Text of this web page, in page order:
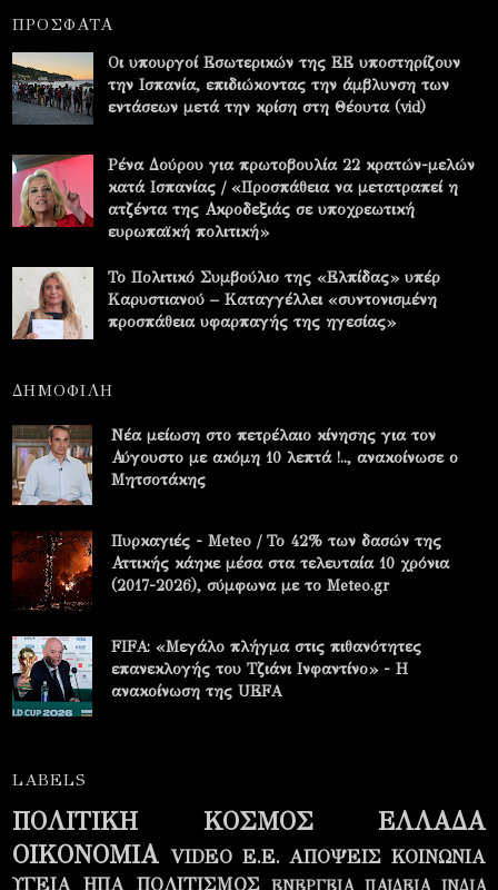
ΠΡΟΣΦΑΤΑ
Οι υπουργοί Εσωτερικών της ΕΕ υποστηρίζουν
την Ισπανία, επιδιώκοντας την άμβλυνση των
εντάσεων μετά την κρίση στη Θέουτα (vid)
Ρένα Δούρου για πρωτοβουλία 22 κρατών-μελών
κατά Ισπανίας / «Προσπάθεια να μετατραπεί η
ατζέντα της Ακροδεξιάς σε υποχρεωτική
ευρωπαϊκή πολιτική»
Το Πολιτικό Συμβούλιο της «Ελπίδας» υπέρ
Καρυστιανού – Καταγγέλλει «συντονισμένη
προσπάθεια υφαρπαγής της ηγεσίας»
ΔΗΜΟΦΙΛΗ
Νέα μείωση στο πετρέλαιο κίνησης για τον
Αύγουστο με ακόμη 10 λεπτά !.., ανακοίνωσε ο
Μητσοτάκης
Πυρκαγιές - Meteo / Το 42% των δασών της
Αττικής κάηκε μέσα στα τελευταία 10 χρόνια
(2017-2026), σύμφωνα με το Meteo.gr
FIFA: «Μεγάλο πλήγμα στις πιθανότητες
επανεκλογής του Τζιάνι Ινφαντίνο» - Η
ανακοίνωση της UEFA
LABELS
ΠΟΛΙΤΙΚΗ ΚΟΣΜΟΣ
ΕΛΛΑΔΑ
ΟΙΚΟΝΟΜΙΑ VIDEO Ε.Ε. ΑΠΟΨΕΙΣ ΚΟΙΝΩΝΙΑ
ΥΓΕΙΑ ΗΠΑ ΠΟΛΙΤΙΣΜΟΣ ΕΝΕΡΓΕΙΑ ΠΑΙΔΕΙΑ ΙΝΔΙΑ